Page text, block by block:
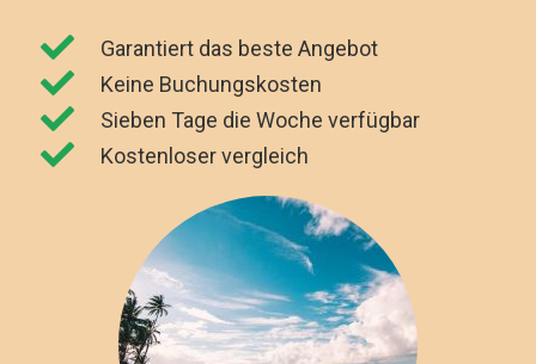
Garantiert das beste Angebot
Keine Buchungskosten
Sieben Tage die Woche verfügbar
Kostenloser vergleich